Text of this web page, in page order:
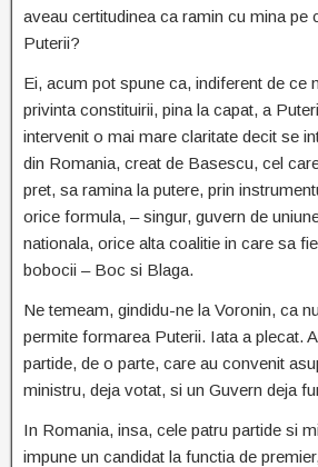
aveau certitudinea ca ramin cu mina pe
Puterii?
Ei, acum pot spune ca, indiferent de ce
privinta constituirii, pina la capat, a
intervenit o mai mare claritate decit se
din Romania, creat de Basescu, cel
pret, sa ramina la putere, prin
orice formula, – singur, guvern de
nationala, orice alta coalitie in care sa
bobocii – Boc si Blaga.
Ne temeam, gindidu-ne la Voronin, ca
permite formarea Puterii. Iata a plecat.
partide, de o parte, care au convenit
ministru, deja votat, si un Guvern deja
In Romania, insa, cele patru partide si
impune un candidat la functia de